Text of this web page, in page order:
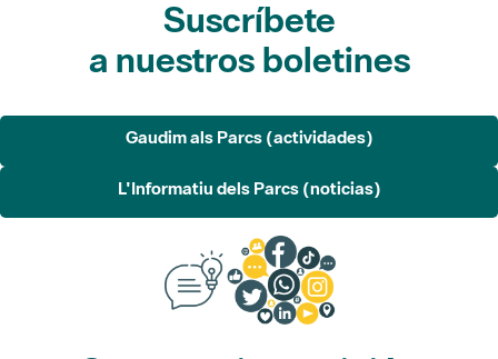
Suscríbete
a nuestros boletines
Gaudim als Parcs (actividades)
L'Informatiu dels Parcs (noticias)